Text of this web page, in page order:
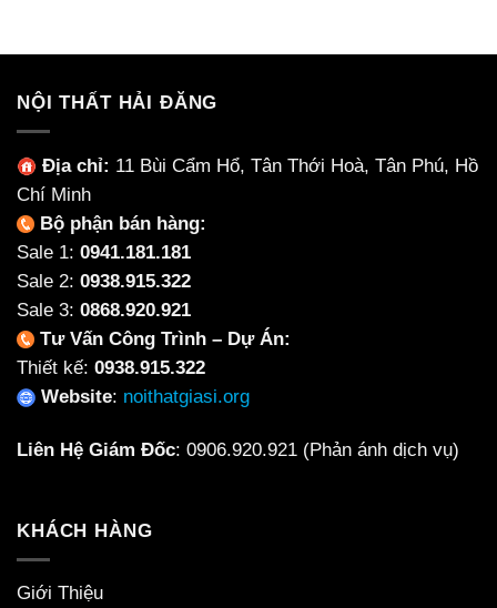
NỘI THẤT HẢI ĐĂNG
Địa chỉ: 11 Bùi Cẩm Hổ, Tân Thới Hoà, Tân Phú, Hồ
Chí Minh
Bộ phận bán hàng:
Sale 1: 0941.181.181
Sale 2: 0938.915.322
Sale 3: 0868.920.921
Tư Vấn Công Trình – Dự Án:
Thiết kế: 0938.915.322
Website: noithatgiasi.org
Liên Hệ Giám Đốc: 0906.920.921 (Phản ánh dịch vụ)
KHÁCH HÀNG
Giới Thiệu